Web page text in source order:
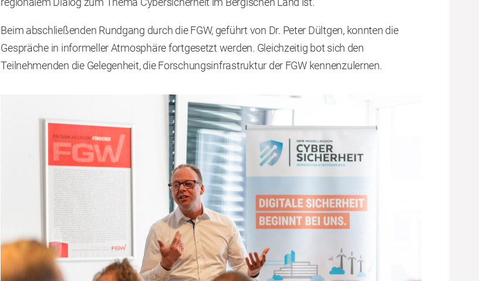
regionalem Dialog zum Thema Cybersicherheit im Bergischen Land ist.
Beim abschließenden Rundgang durch die FGW, geführt von Dr. Peter Dültgen, konnten die
Gespräche in informeller Atmosphäre fortgesetzt werden. Gleichzeitig bot sich den
Teilnehmenden die Gelegenheit, die Forschungsinfrastruktur der FGW kennenzulernen.